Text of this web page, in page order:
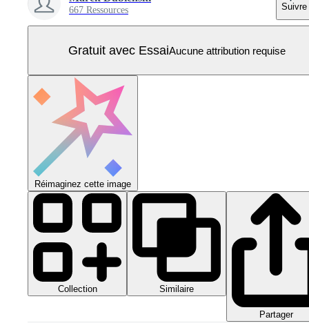
667 Ressources Suivre
Gratuit avec EssaiAucune attribution requise
Réimaginez cette image
Collection Similaire
Partager